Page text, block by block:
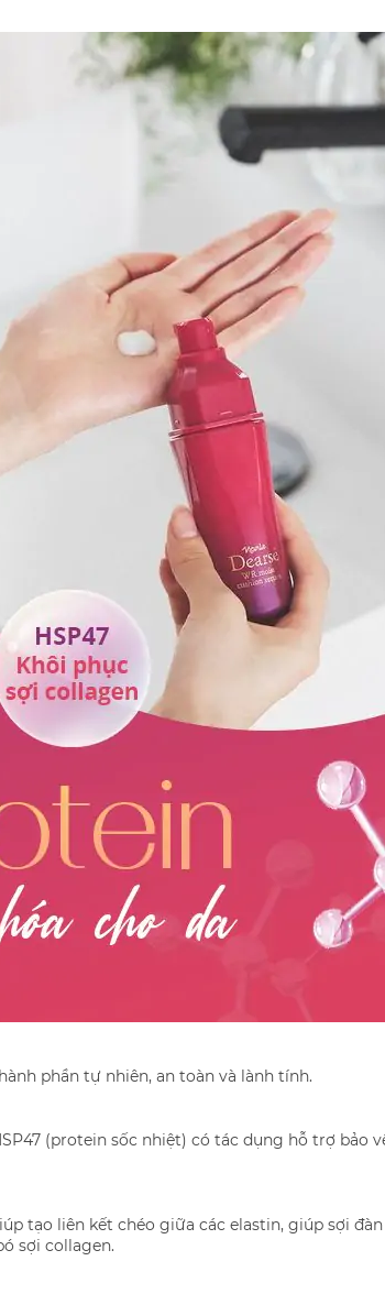
phần tự nhiên, an toàn và lành tính.
(protein sốc nhiệt) có tác dụng hỗ trợ bảo
tạo liên kết chéo giữa các elastin, giúp sợi
sợi collagen.